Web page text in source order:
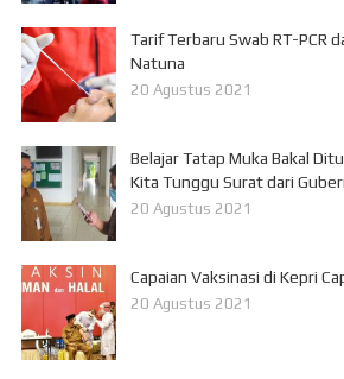
Tarif Terbaru Swab RT-PCR
Natuna
20 Agustus 2021
Belajar Tatap Muka Bakal
Kita Tunggu Surat dari
20 Agustus 2021
Capaian Vaksinasi di Kepri
20 Agustus 2021